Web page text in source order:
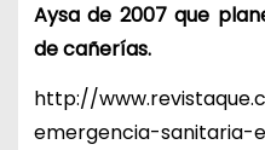
Aysa de 2007 que
de cañerías.
http://
emergencia-sanitaria-